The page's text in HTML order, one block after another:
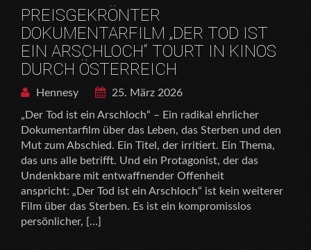
PREISGEKRÖNTER
DOKUMENTARFILM „DER TOD IST
EIN ARSCHLOCH“ TOURT IN KINOS
DURCH ÖSTERREICH
Hennesy
25. März 2026
„Der Tod ist ein Arschloch“ – Ein radikal ehrlicher
Dokumentarfilm über das Leben, das Sterben und den
Mut zum Abschied. Ein Titel, der irritiert. Ein Thema,
das uns alle betrifft. Und ein Protagonist, der das
Undenkbare mit entwaffnender Offenheit
anspricht: „Der Tod ist ein Arschloch“ ist kein weiterer
Film über das Sterben. Es ist ein kompromisslos
persönlicher, […]